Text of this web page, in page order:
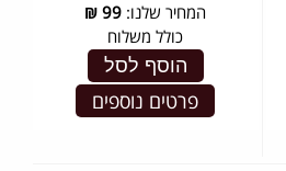
המחיר שלנו: 99
₪
כולל משלוח
הוסף לסל
פרטים נוספים